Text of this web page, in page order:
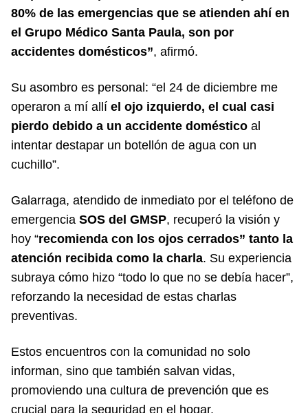
80% de las emergencias que se atienden ahí en
el Grupo Médico Santa Paula, son por
accidentes domésticos”, afirmó.
Su asombro es personal: “el 24 de diciembre me
operaron a mí allí el ojo izquierdo, el cual casi
pierdo debido a un accidente doméstico al
intentar destapar un botellón de agua con un
cuchillo”.
Galarraga, atendido de inmediato por el teléfono de
emergencia SOS del GMSP, recuperó la visión y
hoy “recomienda con los ojos cerrados” tanto la
atención recibida como la charla. Su experiencia
subraya cómo hizo “todo lo que no se debía hacer”,
reforzando la necesidad de estas charlas
preventivas.
Estos encuentros con la comunidad no solo
informan, sino que también salvan vidas,
promoviendo una cultura de prevención que es
crucial para la seguridad en el hogar.